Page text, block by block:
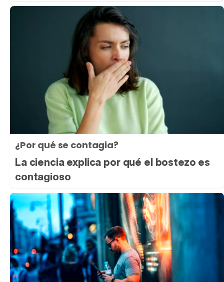
¿Por qué se contagia?
La ciencia explica por qué el bostezo es
contagioso